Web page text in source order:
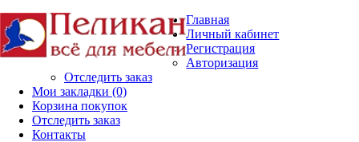
Главная
Личный кабинет
Регистрация
Авторизация
Отследить заказ
Мои закладки (0)
Корзина покупок
Отследить заказ
Контакты